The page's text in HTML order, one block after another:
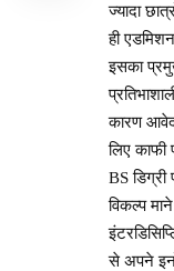
ज्यादा
ही
इसका
कारण
लिए काफी
BS डिग्री
विकल्प
से अपने